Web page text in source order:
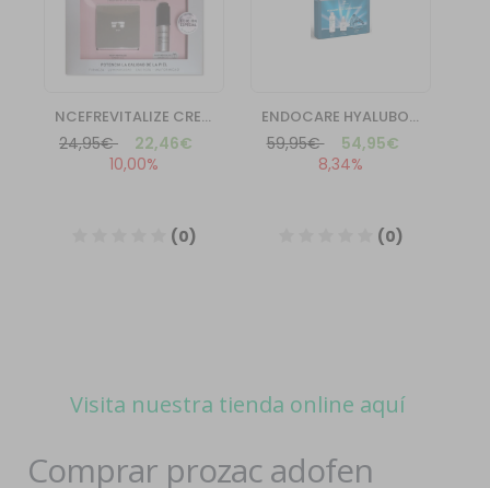
Visita nuestra tienda online aquí
Comprar prozac adofen